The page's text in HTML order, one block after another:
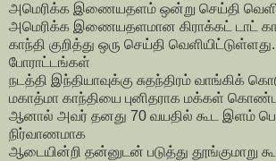
அமெரிக்க இணையதளம் ஒன்று செய்தி
அமெரிக்க இணையதளமான கிராக்கட் டாட்
காந்தி குறித்து ஒரு செய்தி
போராட்டங்கள்
நடத்தி இந்தியாவுக்கு சுதந்திரம் வாங்கிக்
மகாத்மா காந்தியை புனிதராக மக்கள்
ஆனால் அவர் தனது 70 வயதில் கூட இளம்
நிர்வாணமாக
ஆடையின்றி தன்னுடன் படுத்து தூங்குமாறு